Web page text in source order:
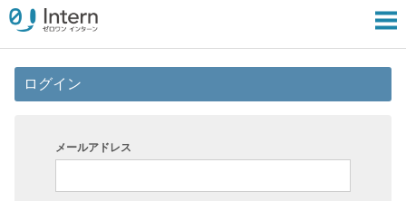
ログイン
メールアドレス